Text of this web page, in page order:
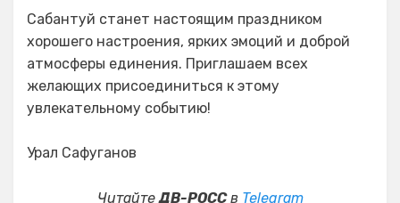
Сабантуй станет настоящим праздником
хорошего настроения, ярких эмоций и доброй
атмосферы единения. Приглашаем всех
желающих присоединиться к этому
увлекательному событию!
Урал Сафуганов
ЧитайтеДВ-РОССв Telegram